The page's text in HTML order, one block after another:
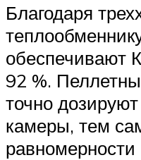
Благодаря
обеспечивают
92 %.
точно
камеры, тем
равномерности